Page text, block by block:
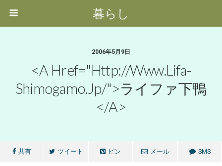
暮らし
2006年5月9日
<a Href="http://www.lifa-
Shimogamo.jp/">ライファ下鴨
</a>
共有 ツイート ピン メール SMS